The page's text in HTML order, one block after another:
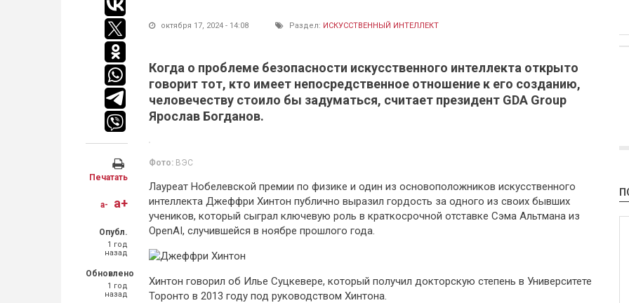
Печатать
a- a+
Опубл.
1 год
назад
Обновлено
1 год
назад
октября 17, 2024 - 14:08 Раздел: ИСКУССТВЕННЫЙ ИНТЕЛЛЕКТ
Когда о проблеме безопасности искусственного интеллекта открыто
говорит тот, кто имеет непосредственное отношение к его созданию,
человечеству стоило бы задуматься, считает президент GDA Group
Ярослав Богданов.
Фото: ВЭС
Лауреат Нобелевской премии по физике и один из основоположников искусственного
интеллекта Джеффри Хинтон публично выразил гордость за одного из своих бывших
учеников, который сыграл ключевую роль в краткосрочной отставке Сэма Альтмана из
OpenAI, случившейся в ноябре прошлого года.
Хинтон говорил об Илье Суцкевере, который получил докторскую степень в Университете
Торонто в 2013 году под руководством Хинтона.